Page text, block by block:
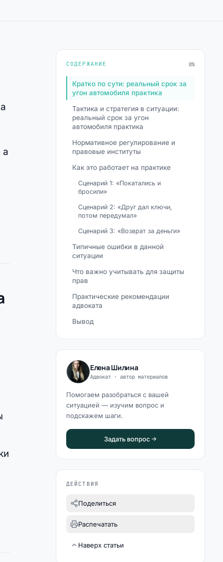
а
СОДЕРЖАНИЕ 0%
Кратко по сути: реальный срок за
угон автомобиля практика
Тактика и стратегия в ситуации:
реальный срок за угон
автомобиля практика
Нормативное регулирование и
правовые институты
Как это работает на практике
Сценарий 1: «Покатались и
бросили»
Сценарий 2: «Друг дал ключи,
потом передумал»
Сценарий 3: «Возврат за деньги»
Типичные ошибки в данной
ситуации
Что важно учитывать для защиты
прав
Практические рекомендации
адвоката
Вывод
Елена Шилина
Адвокат · автор материалов
Помогаем разобраться с вашей
ситуацией — изучим вопрос и
подскажем шаги.
Задать вопрос
ДЕЙСТВИЯ
Поделиться
Распечатать
Наверх статьи